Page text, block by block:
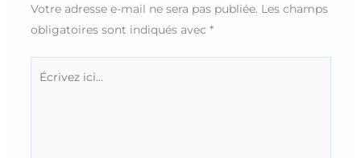
Votre adresse e-mail ne sera pas publiée. Les champs
obligatoires sont indiqués avec *